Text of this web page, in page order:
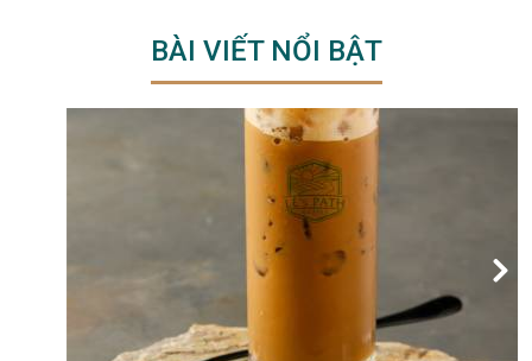
BÀI VIẾT NỔI BẬT